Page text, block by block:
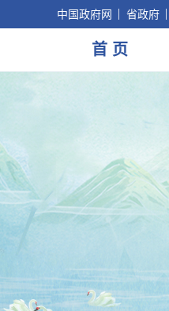
中国政府网 省政府
首 页